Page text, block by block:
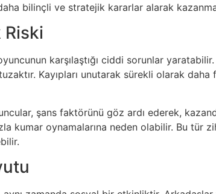
bilinçli ve stratejik kararlar alarak kazanma
Riski
karşılaştığı ciddi sorunlar yaratabilir.
Kayıpları unutarak sürekli olarak
şans faktörünü göz ardı ederek,
oynamalarına neden olabilir. Bu tür